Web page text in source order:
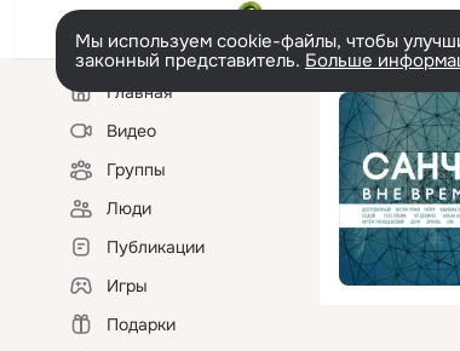
Мы используем cookie-файлы, чтобы
законный представитель. Больше
Левая
колонкаГлавная
Видео
Группы
Люди
Публикации
Игры
Подарки